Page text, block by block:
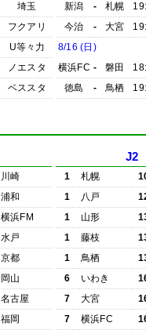
埼玉
フクアリ
U等々力
ノエスタ
ベススタ
新潟
- 札幌
今治
- 大宮
8/16 (日)
横浜FC - 磐田
徳島
- 鳥栖
川崎
浦和
横浜FM
水戸
京都
岡山
名古屋
福岡
J2
1 札幌
1
八戸
1
山形
1
藤枝
1
鳥栖
6
いわき
7
大宮
7
横浜FC